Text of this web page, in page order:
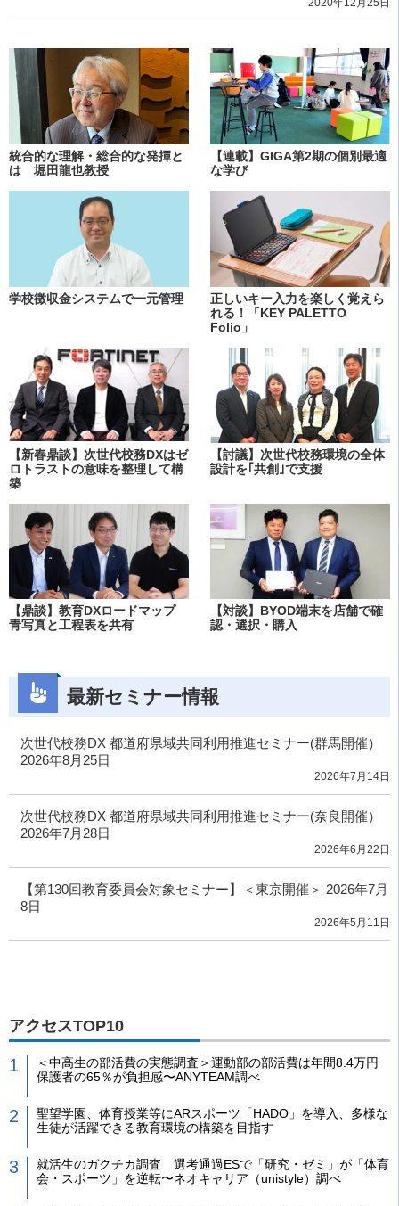
2020年12月25日
統合的な理解・総合的な発揮と
は 堀田龍也教授
【連載】GIGA第2期の個別最適
な学び
学校徴収金システムで一元管理
正しいキー入力を楽しく覚えら
れる！「KEY PALETTO
Folio」
【新春鼎談】次世代校務DXはゼ
ロトラストの意味を整理して構
築
【討議】次世代校務環境の全体
設計を｢共創｣で支援
【鼎談】教育DXロードマップ
青写真と工程表を共有
【対談】BYOD端末を店舗で確
認・選択・購入
最新セミナー情報
次世代校務DX 都道府県域共同利用推進セミナー(群馬開催）
2026年8月25日
2026年7月14日
次世代校務DX 都道府県域共同利用推進セミナー(奈良開催）
2026年7月28日
2026年6月22日
【第130回教育委員会対象セミナー】＜東京開催＞ 2026年7月
8日
2026年5月11日
アクセスTOP10
＜中高生の部活費の実態調査＞運動部の部活費は年間8.4万円
保護者の65％が負担感〜ANYTEAM調べ
聖望学園、体育授業等にARスポーツ「HADO」を導入、多様な
生徒が活躍できる教育環境の構築を目指す
就活生のガクチカ調査 選考通過ESで「研究・ゼミ」が「体育
会・スポーツ」を逆転〜ネオキャリア（unistyle）調べ